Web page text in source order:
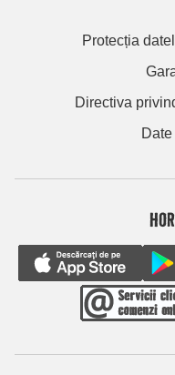
Protecția
Directiva